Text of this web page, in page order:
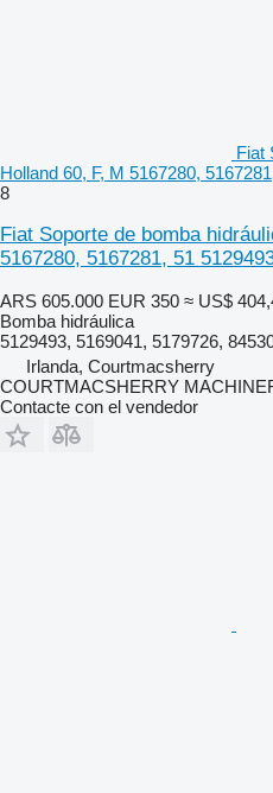
Fiat
Holland 60, F, M 5167280,
8
Fiat Soporte de bomba
5167280, 5167281, 51
ARS 605.000 EUR 350 ≈ US$
Bomba hidráulica
5129493, 5169041, 5179726,
Irlanda, Courtmacsherry
COURTMACSHERRY
Contacte con el vendedor